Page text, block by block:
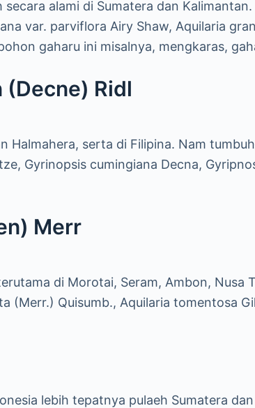
alami di Sumatera dan
var. parviflora Airy Shaw, Aquilaria
gaharu ini misalnya, mengkaras,
Ridl
Halmahera, serta di Filipina. Nam
Gyrinopsis cumingiana Decna,
Merr
di Morotai, Seram, Ambon,
(Merr.) Quisumb., Aquilaria tomentosa
lebih tepatnya pulaeh Sumatera